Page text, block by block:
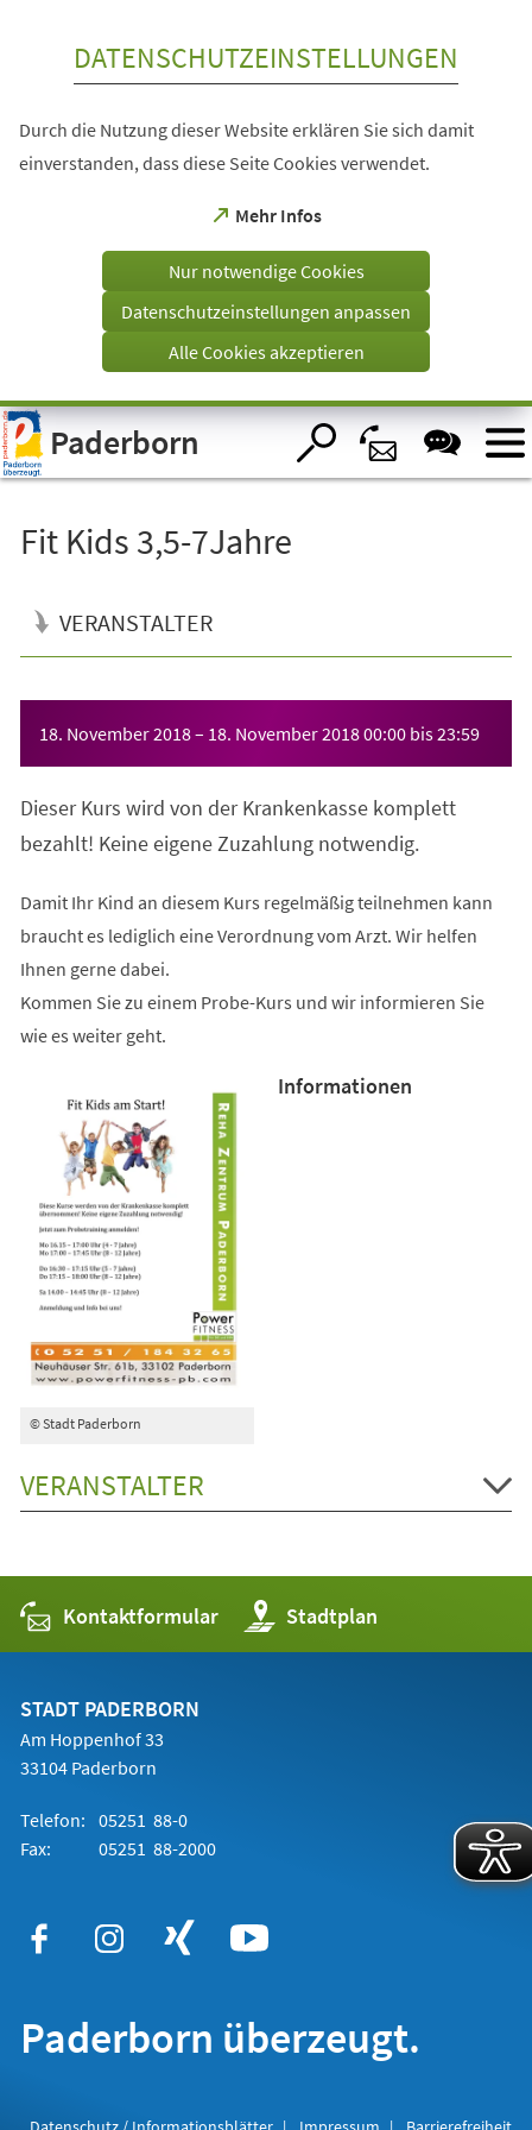
Visuelle
Assistenzsoftware
öffnen.
DATENSCHUTZEINSTELLUNGEN
Durch die Nutzung dieser Website erklären Sie sich damit
einverstanden, dass diese Seite Cookies verwendet.
Mehr Infos
(Öffnet
einem
Tab)
Nur notwendige Cookies
Datenschutzeinstellungen anpassen
Alle Cookies akzeptieren
Paderborn
Fit Kids 3,5-7Jahre
VERANSTALTER
18. November 2018– 18. November 201800:00 bis23:59
Dieser Kurs wird von der Krankenkasse komplett
bezahlt! Keine eigene Zuzahlung notwendig.
Damit Ihr Kind an diesem Kurs regelmäßig teilnehmen kann
braucht es lediglich eine Verordnung vom Arzt. Wir helfen
Ihnen gerne dabei.
Kommen Sie zu einem Probe-Kurs und wir informieren Sie
wie es weiter geht.
© Stadt Paderborn
Informationen
VERANSTALTER
Kontaktformular Stadtplan
(Öffnet
in
einem
STADT PADERBORN
Am Hoppenhof 33
33104 Paderborn
Telefon: 05251 88-0
Fax:
05251 88-2000
Paderborn überzeugt.